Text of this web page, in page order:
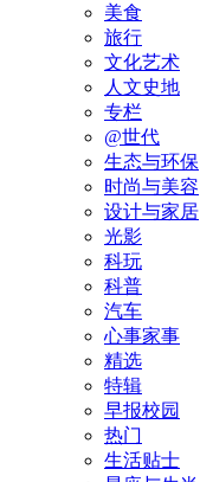
美食
旅行
文化艺术
人文史地
专栏
@世代
生态与环保
时尚与美容
设计与家居
光影
科玩
科普
汽车
心事家事
精选
特辑
早报校园
热门
生活贴士